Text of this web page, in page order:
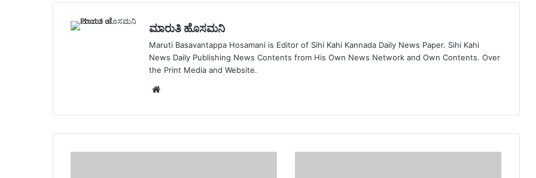
ಮಾರುತಿ ಹೊಸಮನಿ
Maruti Basavantappa Hosamani is Editor of Sihi Kahi Kannada Daily News Paper. Sihi Kahi
News Daily Publishing News Contents from His Own News Network and Own Contents. Over
the Print Media and Website.
Website